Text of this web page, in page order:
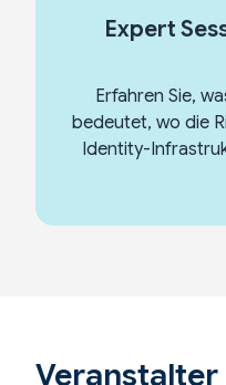
Expert
Erfahren Sie,
bedeutet, wo die
Identity-
Veranstalter